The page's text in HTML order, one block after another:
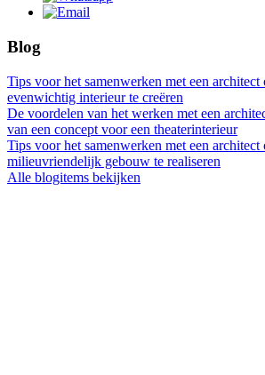
Blog
Tips voor het samenwerken met een architect
evenwichtig interieur te creëren
De voordelen van het werken met een
van een concept voor een theaterinterieur
Tips voor het samenwerken met een architect
milieuvriendelijk gebouw te realiseren
Alle blogitems bekijken